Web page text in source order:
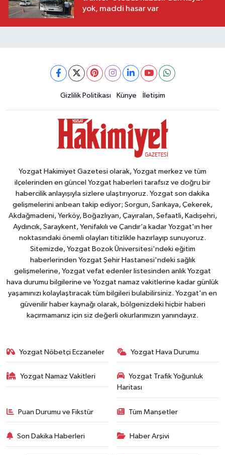
yok, maddi hasar var
Gizlilik Politikası Künye İletişim
Yozgat Hakimiyet Gazetesi olarak, Yozgat merkez ve tüm
ilçelerinden en güncel Yozgat haberleri tarafsız ve doğru bir
habercilik anlayışıyla sizlere ulaştırıyoruz. Yozgat son dakika
gelişmelerini anbean takip ediyor; Sorgun, Sarıkaya, Çekerek,
Akdağmadeni, Yerköy, Boğazlıyan, Çayıralan, Şefaatli, Kadışehri,
Aydıncık, Saraykent, Yenifakılı ve Çandır’a kadar Yozgat'ın her
noktasındaki önemli olayları titizlikle hazırlayıp sunuyoruz.
Sitemizde, Yozgat Bozok Üniversitesi'ndeki eğitim
haberlerinden Yozgat Şehir Hastanesi'ndeki sağlık
gelişmelerine, Yozgat vefat edenler listesinden anlık Yozgat
hava durumu bilgilerine ve Yozgat namaz vakitlerine kadar günlük
yaşamınızı kolaylaştıracak tüm bilgileri bulabilirsiniz. Yozgat'ın en
güvenilir haber kaynağı olarak, bölgenizdeki hiçbir haberi
kaçırmamanız için siz değerli okurlarımızın yanındayız.
Yozgat Nöbetçi Eczaneler Yozgat Hava Durumu
Yozgat Namaz Vakitleri
Yozgat Trafik Yoğunluk
Haritası
Puan Durumu ve Fikstür Tüm Manşetler
Son Dakika Haberleri Haber Arşivi